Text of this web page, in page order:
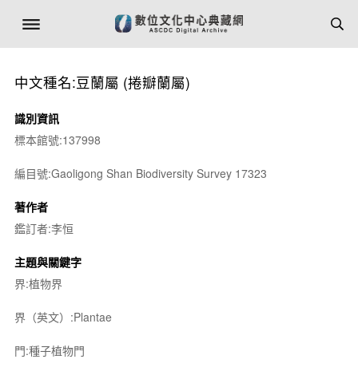
中文種名:豆蘭屬 (捲瓣蘭屬)
識別資訊
標本館號:137998
編目號:Gaoligong Shan Biodiversity Survey 17323
著作者
鑑訂者:李恒
主題與關鍵字
界:植物界
界（英文）:Plantae
門:種子植物門